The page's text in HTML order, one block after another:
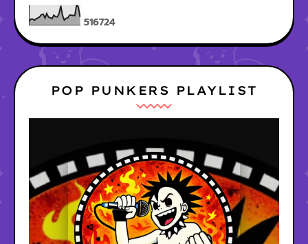
516724
POP PUNKERS PLAYLIST